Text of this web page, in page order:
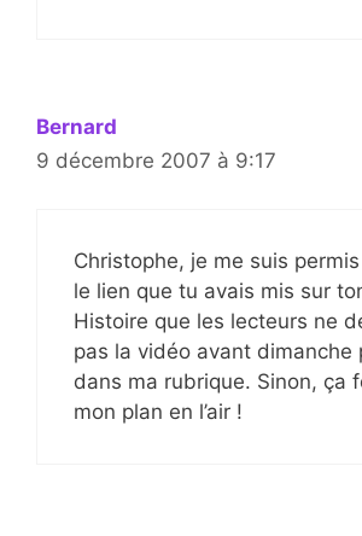
Bernard
9 décembre 2007 à 9:17
Christophe, je me suis permis
le lien que tu avais mis sur
Histoire que les lecteurs ne
pas la vidéo avant dimanche
dans ma rubrique. Sinon, ça
mon plan en l’air !